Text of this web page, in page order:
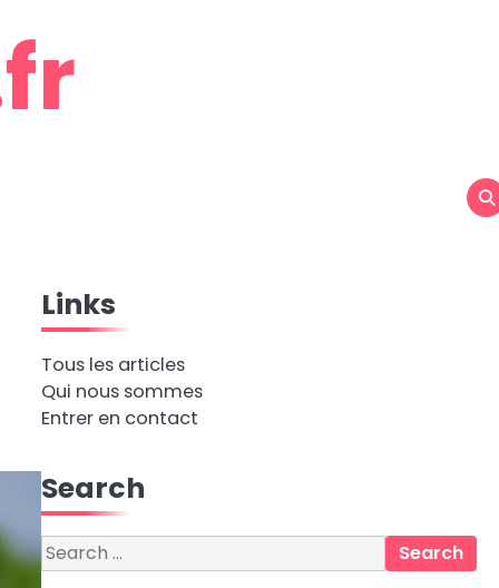
Links
Tous les articles
Qui nous sommes
Entrer en contact
Search
Search
for: